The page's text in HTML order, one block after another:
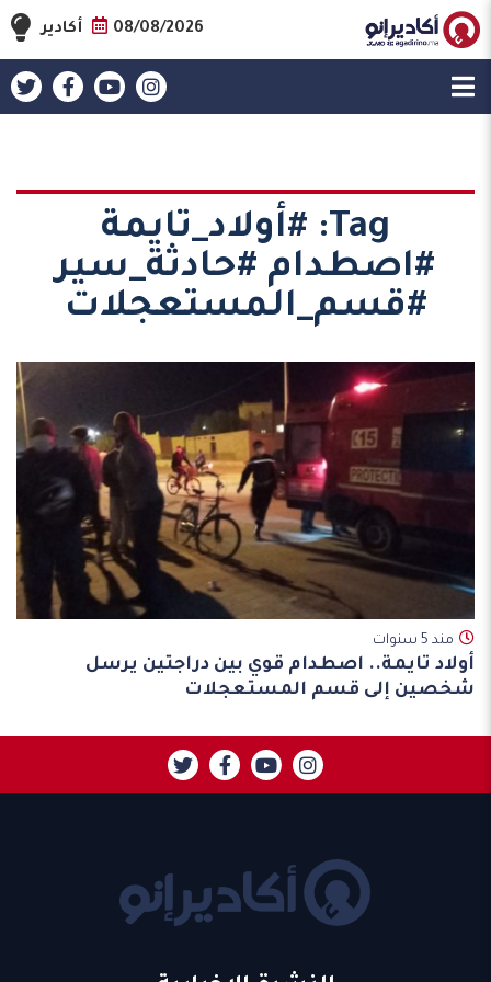
08/08/2026 أكادير
Tag:
#أولاد_تايمة
#اصطدام #حادثة_سير
#قسم_المستعجلات
مند 5 سنوات
أولاد تايمة.. اصطدام قوي بين دراجتين يرسل
شخصين إلى قسم المستعجلات